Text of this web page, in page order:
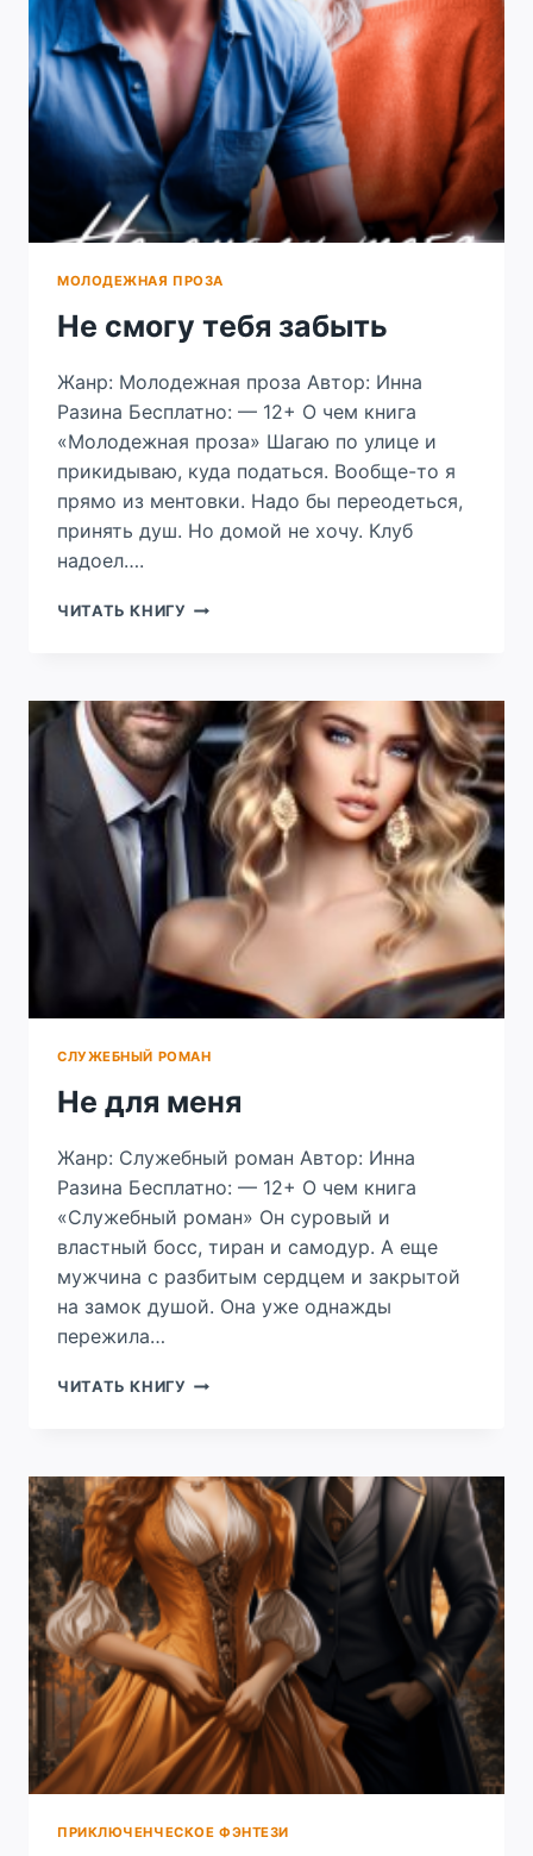
МОЛОДЕЖНАЯ ПРОЗА
Не смогу тебя забыть
Жанр: Молодежная проза Автор: Инна
Разина Бесплатно: — 12+ О чем книга
«Молодежная проза» Шагаю по улице и
прикидываю, куда податься. Вообще-то я
прямо из ментовки. Надо бы переодеться,
принять душ. Но домой не хочу. Клуб
надоел….
ЧИТАТЬ КНИГУ НЕ
СЛУЖЕБНЫЙ РОМАН
Не для меня
Жанр: Служебный роман Автор: Инна
Разина Бесплатно: — 12+ О чем книга
«Служебный роман» Он суровый и
властный босс, тиран и самодур. А еще
мужчина с разбитым сердцем и закрытой
на замок душой. Она уже однажды
пережила…
ЧИТАТЬ КНИГУ НЕ
ПРИКЛЮЧЕНЧЕСКОЕ ФЭНТЕЗИ